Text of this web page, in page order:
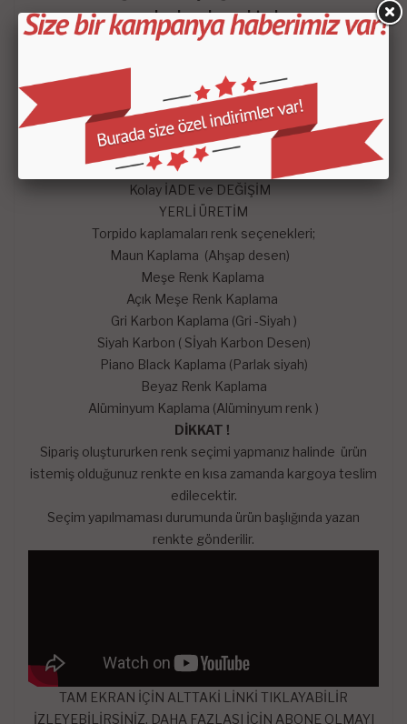
parçalardan oluşmaktadır.
- Mars Cockpit Designgarantisini taşımaktadır.
sorularını mağazaya soru sor kısmından sorularınızı
sorabilirsiniz. En kısa zaman da konusunda uzman
arkadaşlarımız tarafından memnuniyetle yanıtlayıp sizlere
yardımcı olmaya çalışacaktır.
% 100 müşteri memnuniyeti esas alınmıştır.
Kolay İADE ve DEĞİŞİM
YERLİ ÜRETİM
Torpido kaplamaları renk seçenekleri;
Maun Kaplama (Ahşap desen)
Meşe Renk Kaplama
Açık Meşe Renk Kaplama
Gri Karbon Kaplama (Gri -Siyah )
Siyah Karbon ( Sİyah Karbon Desen)
Piano Black Kaplama (Parlak siyah)
Beyaz Renk Kaplama
Alüminyum Kaplama (Alüminyum renk )
DİKKAT !
Sipariş oluştururken renk seçimi yapmanız halinde ürün
istemiş olduğunuz renkte en kısa zamanda kargoya teslim
edilecektir.
Seçim yapılmaması durumunda ürün başlığında yazan
renkte gönderilir.
TAM EKRAN İÇİN ALTTAKİ LİNKİ TIKLAYABİLİR
İZLEYEBİLİRSİNİZ. DAHA FAZLASI İÇİN ABONE OLMAYI